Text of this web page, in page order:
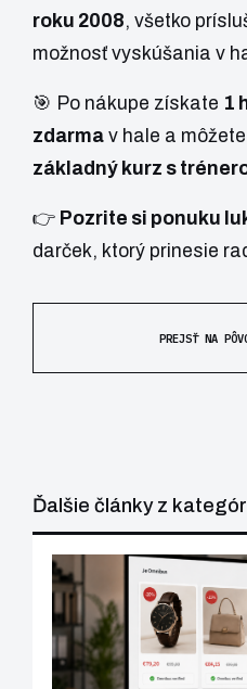
roku 2008, všetko
možnosť vyskúšania v
🎯 Po nákupe získate 1
zdarma v hale a
základný kurz s
👉 Pozrite si ponuku
darček, ktorý prinesie
PREJSŤ NA
Ďalšie články z